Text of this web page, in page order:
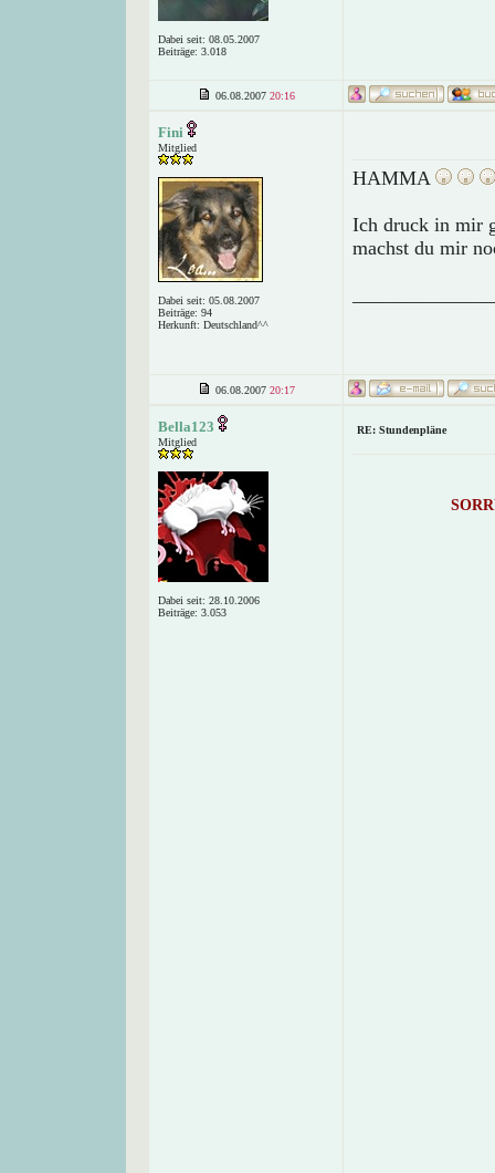
Dabei seit: 08.05.2007
Beiträge: 3.018
06.08.2007 20:16
Fini
Mitglied
Dabei seit: 05.08.2007
Beiträge: 94
Herkunft: Deutschland^^
HAMMA
Ich druck in mir
machst du mir
06.08.2007 20:17
Bella123
Mitglied
Dabei seit: 28.10.2006
Beiträge: 3.053
RE: Stundenpläne